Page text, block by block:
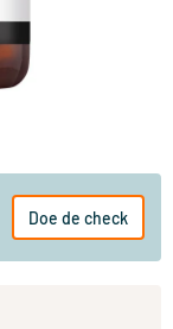
Doe de check